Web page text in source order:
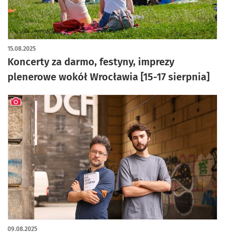
Koncerty za darmo, festyny, imprezy
plenerowe wokół Wrocławia [15-17 sierpnia]
15.08.2025
artykuł z galerią zdjęć
09.08.2025
artykuł z galerią zdjęć